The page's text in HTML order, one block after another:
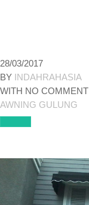
28/03/2017
BY INDAHRAHASIA
WITH NO COMMENT
AWNING GULUNG